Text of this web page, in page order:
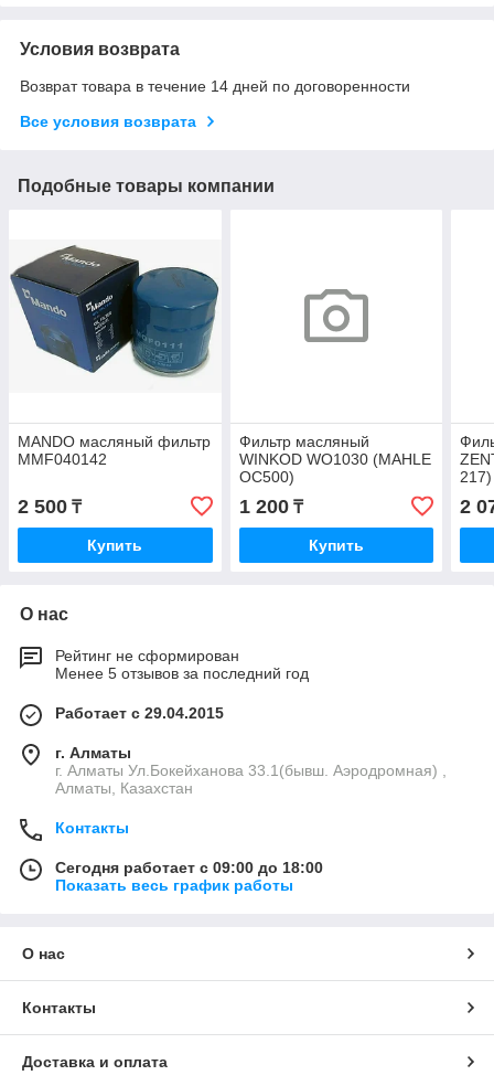
Условия возврата
Возврат товара в течение 14 дней по договоренности
Все условия возврата
Подобные товары компании
MANDO масляный фильтр
MMF040142
2 500 ₸
Купить
Фильтр масляный
WINKOD WO1030 (MAHLE
OC500)
1 200₸
Купить
217)
2
О нас
Рейтинг не сформирован
Менее 5 отзывов за последний год
Работает с 29.04.2015
г. Алматы
г. Алматы Ул.Бокейханова 33.1(бывш. Аэродромная) ,
Алматы, Казахстан
Контакты
Сегодня работает с 09:00 до 18:00
Показать весь график работы
О нас
Контакты
Доставка и оплата